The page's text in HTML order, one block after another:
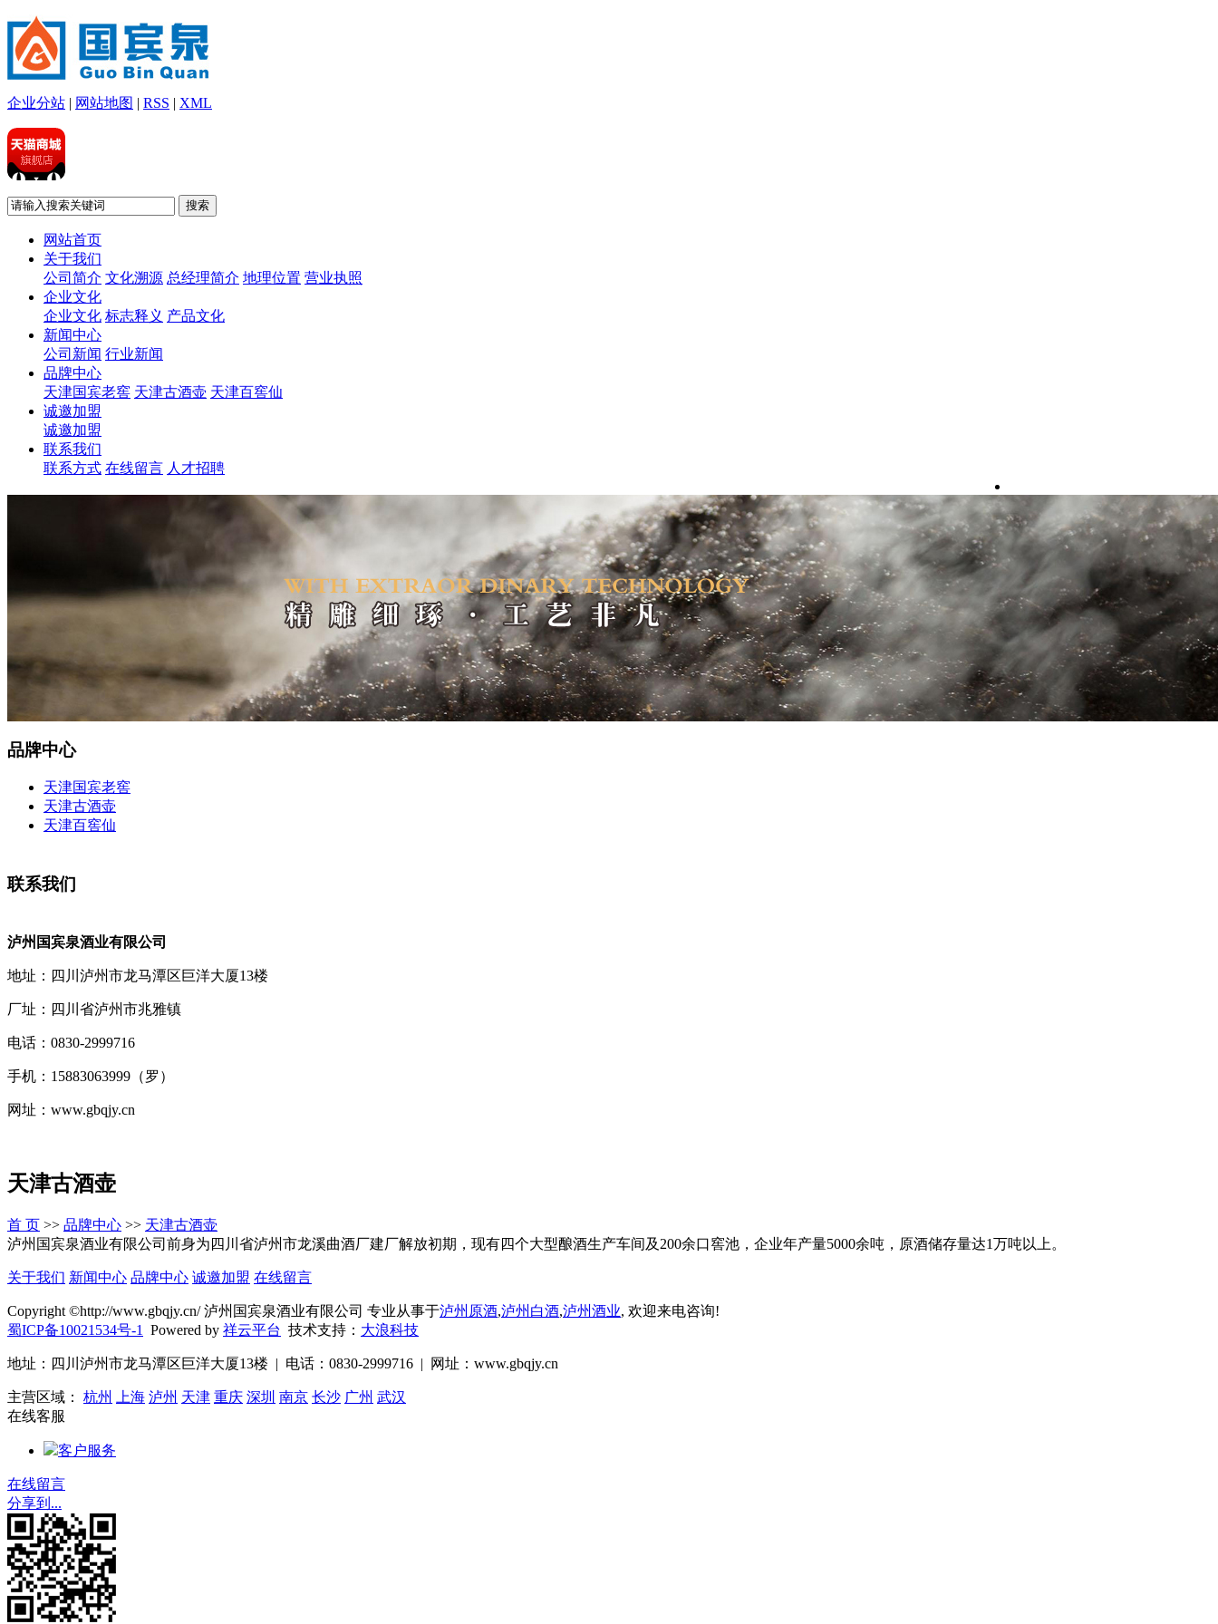
企业分站 | 网站地图 | RSS | XML
网站首页
关于我们
公司简介 文化溯源 总经理简介 地理位置 营业执照
企业文化
企业文化 标志释义 产品文化
新闻中心
公司新闻 行业新闻
品牌中心
天津国宾老窖 天津古酒壶 天津百窖仙
诚邀加盟
诚邀加盟
联系我们
联系方式 在线留言 人才招聘
品牌中心
天津国宾老窖
天津古酒壶
天津百窖仙
联系我们
泸州国宾泉酒业有限公司
地址：四川泸州市龙马潭区巨洋大厦13楼
厂址：四川省泸州市兆雅镇
电话：0830-2999716
手机：15883063999（罗）
网址：www.gbqjy.cn
天津古酒壶
首 页 >> 品牌中心 >> 天津古酒壶
泸州国宾泉酒业有限公司前身为四川省泸州市龙溪曲酒厂建厂解放初期，现有四个大型酿酒生产车间及200余口窖池，企业年产量5000余吨，原酒储存量达1万吨以上。
关于我们 新闻中心 品牌中心 诚邀加盟 在线留言
Copyright ©http://www.gbqjy.cn/ 泸州国宾泉酒业有限公司 专业从事于泸州原酒,泸州白酒,泸州酒业, 欢迎来电咨询!
蜀ICP备10021534号-1
Powered by 祥云平台 技术支持： 大浪科技
地址：四川泸州市龙马潭区巨洋大厦13楼 | 电话：0830-2999716 | 网址：www.gbqjy.cn
主营区域： 杭州 上海 泸州 天津 重庆 深圳 南京 长沙 广州 武汉
在线客服
客户服务
在线留言
分享到...